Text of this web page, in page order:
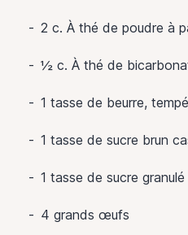
2 c. À thé de poudre à
½ c. À thé de
1 tasse de beurre,
1 tasse de sucre brun
1 tasse de sucre granulé
4 grands œufs